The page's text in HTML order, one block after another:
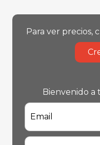
Para ver precios,
Bienvenido a
Email